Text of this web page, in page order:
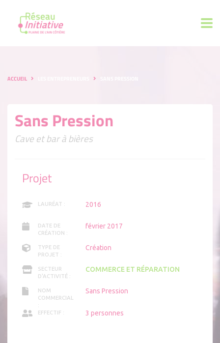
ACCUEIL
Sans Pression
Cave et bar à bières
Projet
LAURÉAT : 2016
DATE DE
CRÉATION :
février 2017
TYPE DE
PROJET :
Création
SECTEUR
D'ACTIVITÉ :
COMMERCE ET RÉPARATION
NOM
COMMERCIAL
:
Sans Pression
EFFECTIF : 3 personnes